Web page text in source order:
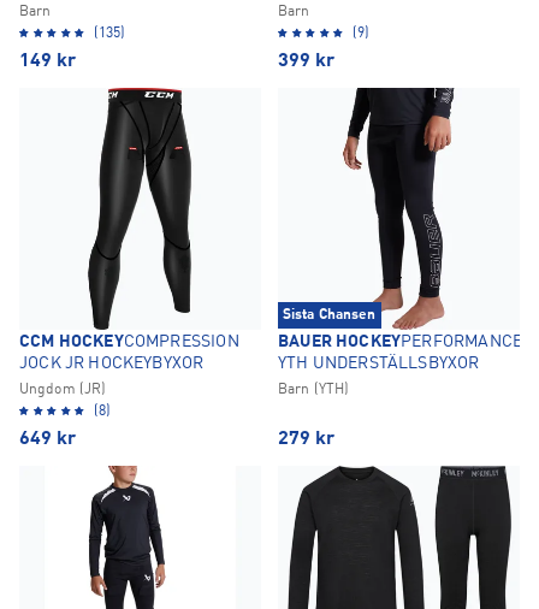
Barn
(135)
149 kr
Barn
(9)
399 kr
CCM HOCKEYCOMPRESSION
JOCK JR HOCKEYBYXOR
Ungdom (JR)
(8)
649 kr
Sista Chansen
BAUER HOCKEYPERFORMANCE
YTH UNDERSTÄLLSBYXOR
Barn (YTH)
279 kr